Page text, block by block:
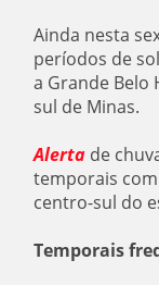
Ainda nesta
períodos de
a Grande Belo
sul de Minas.
Alerta de
temporais
centro-sul do
Temporais